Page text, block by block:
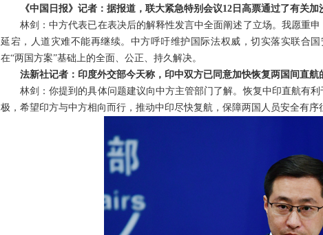
《中国日报》记者：据报道，联大紧急特别会议12日高票通过了有关
林剑：中方代表已在表决后的解释性发言中全面阐述了立场。我愿重
延宕，人道灾难不能再继续。中方呼吁维护国际法权威，切实落实联合
在“两国方案”基础上的全面、公正、持久解决。
法新社记者：印度外交部今天称，印中双方已同意加快恢复两国间直
林剑：你提到的具体问题建议向中方主管部门了解。恢复中印直航有
极，希望印方与中方相向而行，推动中印尽快复航，保障两国人员安全有序